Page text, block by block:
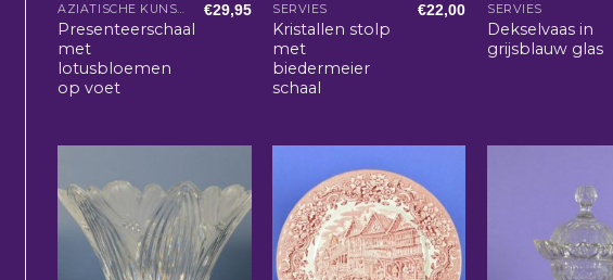
AZIATISCHE KUNST EN WOONACCESSOIRES
Presenteerschaal
met
lotusbloemen
op voet
€29,95 SERVIES
Kristallen stolp
met
biedermeier
schaal
€22,00 SERVIES
Dekselvaas in
grijsblauw glas